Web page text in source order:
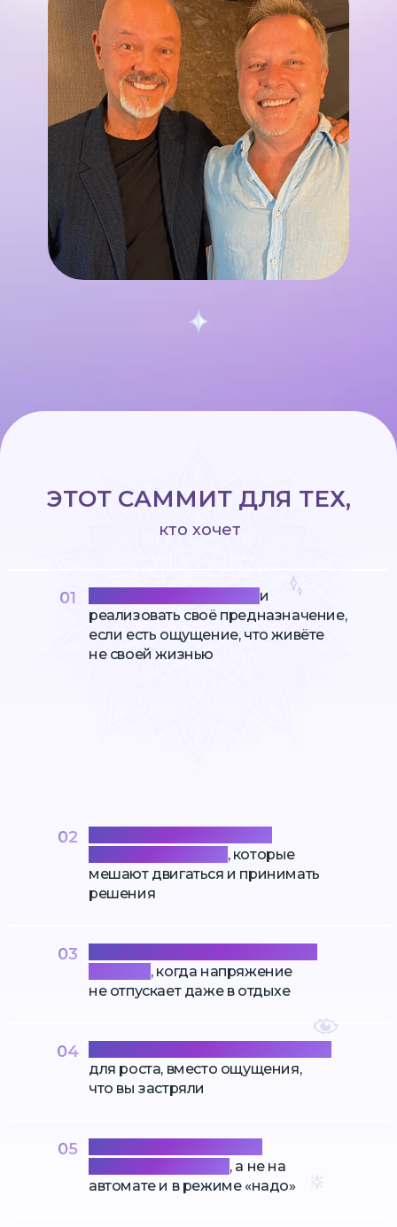
ЭТОТ САММИТ ДЛЯ ТЕХ,
кто хочет
01
02
03
04
05
и
реализовать своё предназначение,
если есть ощущение, что живёте
не своей жизнью
, которые
мешают двигаться и принимать
решения
, когда напряжение
не отпускает даже в отдыхе
для роста, вместо ощущения,
что вы застряли
, а не на
автомате и в режиме «надо»